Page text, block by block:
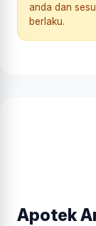
anda dan
berlaku.
Apotek